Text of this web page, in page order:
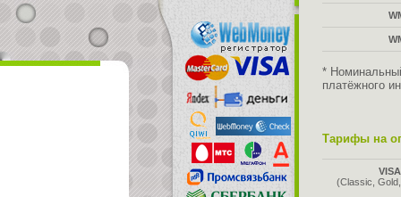
*
платёжного
Тарифы на
VISA
(Classic,